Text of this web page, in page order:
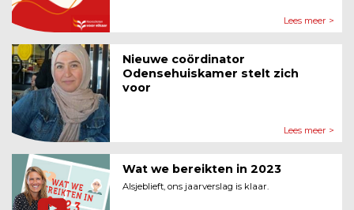
Lees meer >
Nieuwe coördinator
Odensehuiskamer stelt zich
voor
Lees meer >
Wat we bereikten in 2023
Alsjeblieft, ons jaarverslag is klaar.